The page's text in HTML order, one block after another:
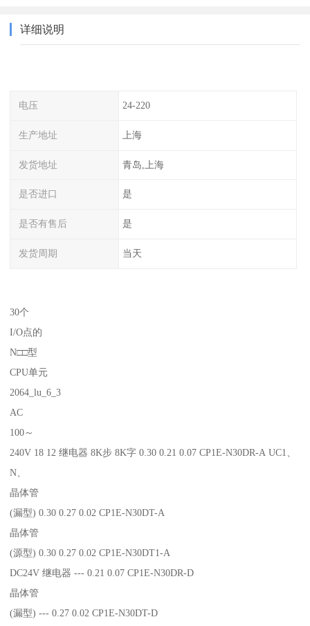
详细说明
电压 24-220
生产地址 上海
发货地址 青岛,上海
是否进口 是
是否有售后 是
发货周期 当天
30个
I/O点的
N□□型
CPU单元
2064_lu_6_3
AC
100～
240V 18 12 继电器 8K步 8K字 0.30 0.21 0.07 CP1E-N30DR-A UC1、
N、
晶体管
(漏型) 0.30 0.27 0.02 CP1E-N30DT-A
晶体管
(源型) 0.30 0.27 0.02 CP1E-N30DT1-A
DC24V 继电器 --- 0.21 0.07 CP1E-N30DR-D
晶体管
(漏型) --- 0.27 0.02 CP1E-N30DT-D